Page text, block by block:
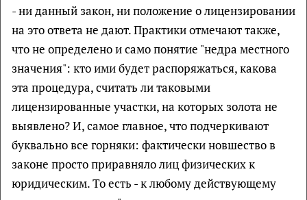
- ни данный закон, ни положение о лицензировании
на это ответа не дают. Практики отмечают также,
что не определено и само понятие "недра местного
значения": кто ими будет распоряжаться, какова
эта процедура, считать ли таковыми
лицензированные участки, на которых золота не
выявлено? И, самое главное, что подчеркивают
буквально все горняки: фактически новшество в
законе просто приравняло лиц физических к
юридическим. То есть - к любому действующему